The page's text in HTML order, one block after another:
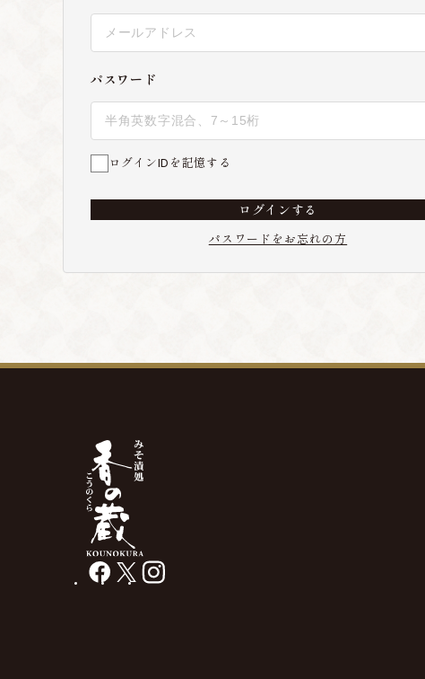
パスワード
ログインIDを記憶する
ログインする
パスワードをお忘れの方
facebook
X instagram